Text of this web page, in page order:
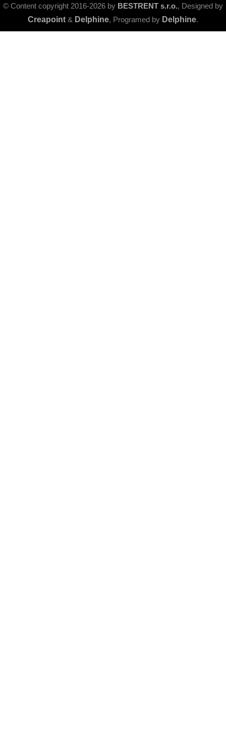
© Content copyright 2016-2026 by BESTRENT s.r.o., Designed by
Creapoint & Delphine, Programed by Delphine.